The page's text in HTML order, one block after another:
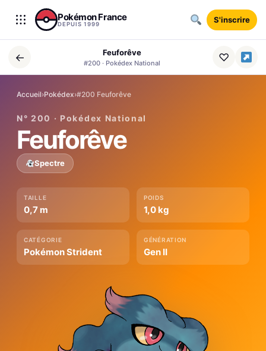
Aller au contenu
Pokémon France
DEPUIS 1999 S'inscrire
← Feuforêve
#200 · Pokédex National ♡
Accueil›Pokédex›#200 Feuforêve
N° 200 · Pokédex National
Feuforêve
Spectre
TAILLE
0,7 m
POIDS
1,0 kg
CATÉGORIE
Pokémon Strident
GÉNÉRATION
Gen II